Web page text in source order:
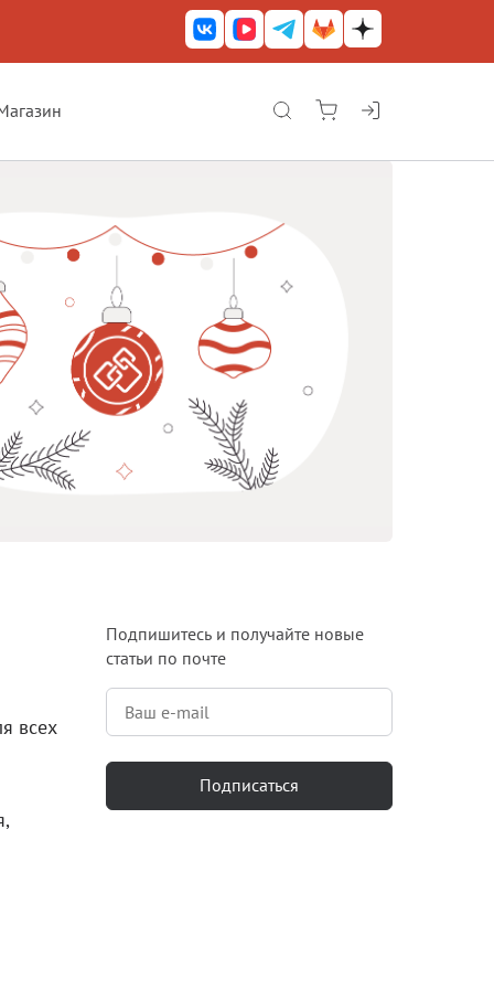
КриптоАРМ ГОСТ
КриптоАРМ Server
Железный почтовый ящик
КриптоАРМ Mobile
КриптоАРМ ID
КриптоАРМ Документы
КриптоАРМ для 1С-Битрикс
Решения
всех
Подпишитесь и получайте новые
статьи по почте
Подписаться